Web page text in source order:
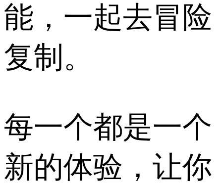
能，一起去冒险
复制。
每一个都是一个
新的体验，让你